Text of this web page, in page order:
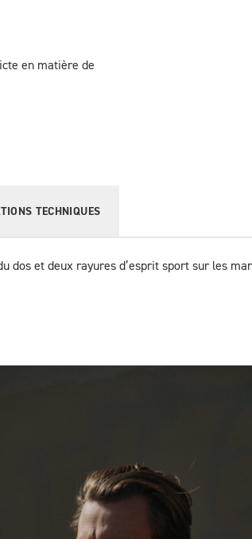
en matière de
TECHNIQUES
dos et deux rayures d’esprit sport sur les